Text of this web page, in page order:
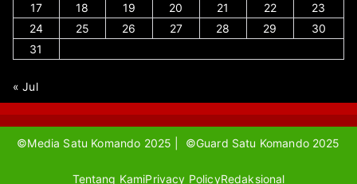
17
18 19 20 21 22
23
24
25 26 27 28 29
30
31
« Jul
©Media Satu Komando 2025 | ©Guard Satu Komando 2025
Tentang KamiPrivacy PolicyRedaksional